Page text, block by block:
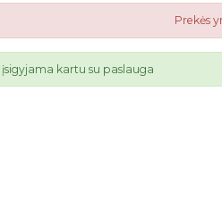
Prekės
įsigyjama kartu su paslauga